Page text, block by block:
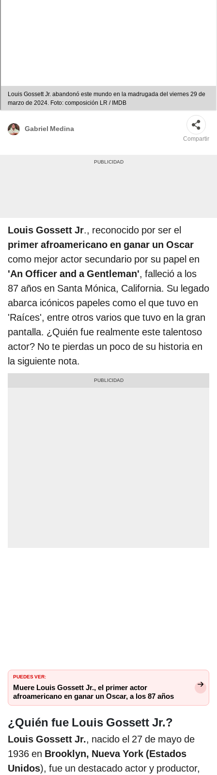
Louis Gossett Jr. abandonó este mundo en la madrugada del viernes 29 de
marzo de 2024. Foto: composición LR / IMDB
Gabriel Medina
Compartir
Louis Gossett Jr., reconocido por ser el
primer afroamericano en ganar un Oscar
como mejor actor secundario por su papel en
'An Officer and a Gentleman', falleció a los
87 años en Santa Mónica, California. Su legado
abarca icónicos papeles como el que tuvo en
'Raíces', entre otros varios que tuvo en la gran
pantalla. ¿Quién fue realmente este talentoso
actor? No te pierdas un poco de su historia en
la siguiente nota.
PUEDES VER:
Muere Louis Gossett Jr., el primer actor
afroamericano en ganar un Oscar, a los 87 años
¿Quién fue Louis Gossett Jr.?
Louis Gossett Jr., nacido el 27 de mayo de
1936 en Brooklyn, Nueva York (Estados
Unidos), fue un destacado actor y productor,